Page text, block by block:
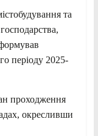
та
періоду 2025-
проходження
окресливши